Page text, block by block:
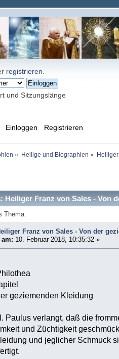
registrieren
und Sitzungslänge
Einloggen Registrieren
» Heilige und Biographien »
Heiliger Franz von Sales - Von
Thema.
Franz von Sales - Von der
am: 10. Februar 2018, 10:35:32 »
geziemenden Kleidung
Paulus verlangt, daß die
und Züchtigkeit
und jeglicher Schmuck